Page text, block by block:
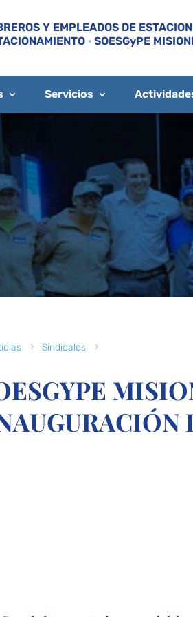
Y EMPLEADOS DE
· SOESGyPE
Servicios
5 Sindicales 5